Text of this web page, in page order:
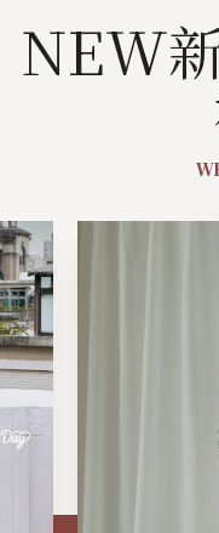
NEW